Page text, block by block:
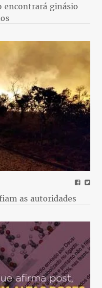
encontrará ginásio
as autoridades